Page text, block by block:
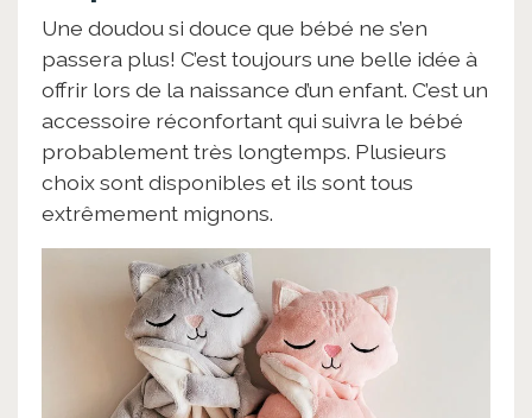
Une doudou si douce que bébé ne s’en
passera plus! C’est toujours une belle idée à
offrir lors de la naissance d’un enfant. C’est un
accessoire réconfortant qui suivra le bébé
probablement très longtemps. Plusieurs
choix sont disponibles et ils sont tous
extrêmement mignons.